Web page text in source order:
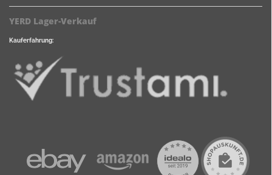
YERD Lager-Verkauf
Kauferfahrung: